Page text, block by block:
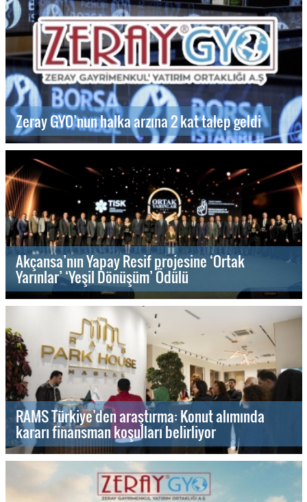
Zeray GYO’nun halka arzına 2 kat talep geldi
Akçansa’nın Yapay Resif projesine ‘Ortak
Yarınlar’ ‘Yeşil Dönüşüm’ Ödülü
RAMS Türkiye’den araştırma: Konut alımında
kararı finansman koşulları belirliyor